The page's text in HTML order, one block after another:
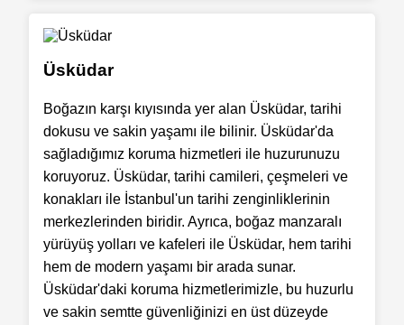
Üsküdar
Boğazın karşı kıyısında yer alan Üsküdar, tarihi
dokusu ve sakin yaşamı ile bilinir. Üsküdar'da
sağladığımız koruma hizmetleri ile huzurunuzu
koruyoruz. Üsküdar, tarihi camileri, çeşmeleri ve
konakları ile İstanbul'un tarihi zenginliklerinin
merkezlerinden biridir. Ayrıca, boğaz manzaralı
yürüyüş yolları ve kafeleri ile Üsküdar, hem tarihi
hem de modern yaşamı bir arada sunar.
Üsküdar'daki koruma hizmetlerimizle, bu huzurlu
ve sakin semtte güvenliğinizi en üst düzeyde